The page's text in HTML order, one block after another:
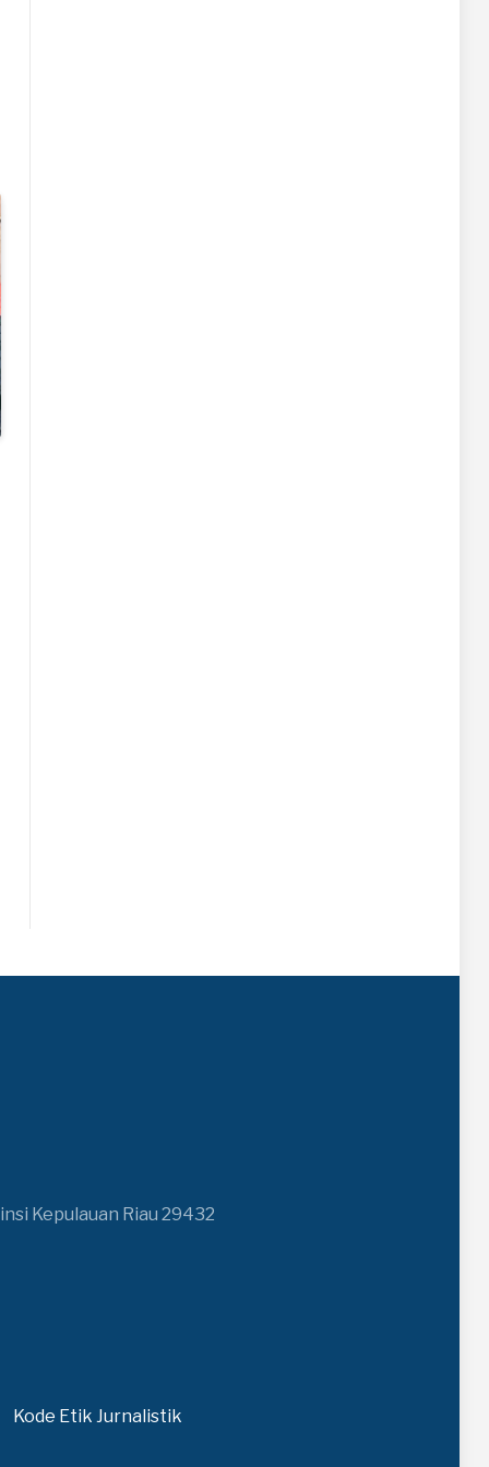
Kepulauan Riau 29432
Kode Etik Jurnalistik